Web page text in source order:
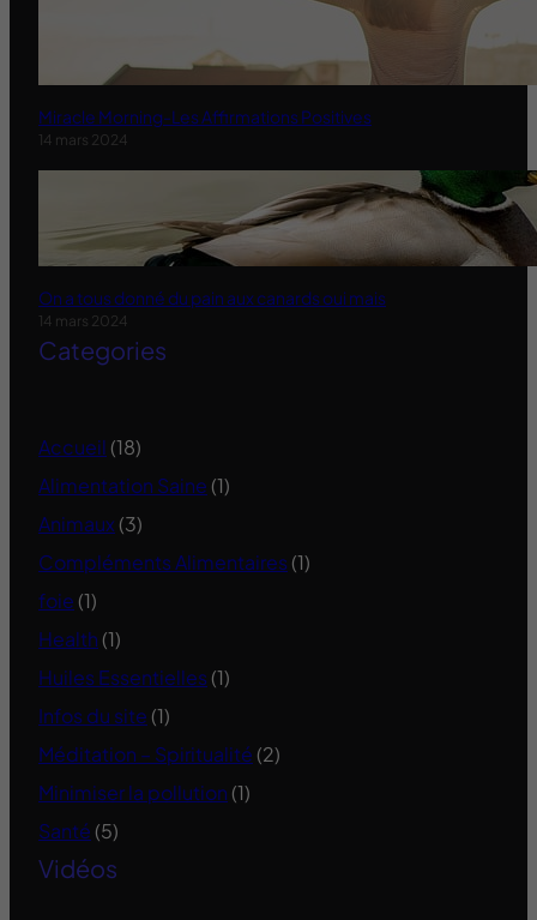
Miracle Morning-Les Affirmations Positives
14 mars 2024
On a tous donné du pain aux canards oui mais
14 mars 2024
Categories
Accueil (18)
Alimentation Saine (1)
Animaux (3)
Compléments Alimentaires (1)
foie (1)
Health (1)
Huiles Essentielles (1)
Infos du site (1)
Méditation – Spiritualité (2)
Minimiser la pollution (1)
Santé (5)
Vidéos